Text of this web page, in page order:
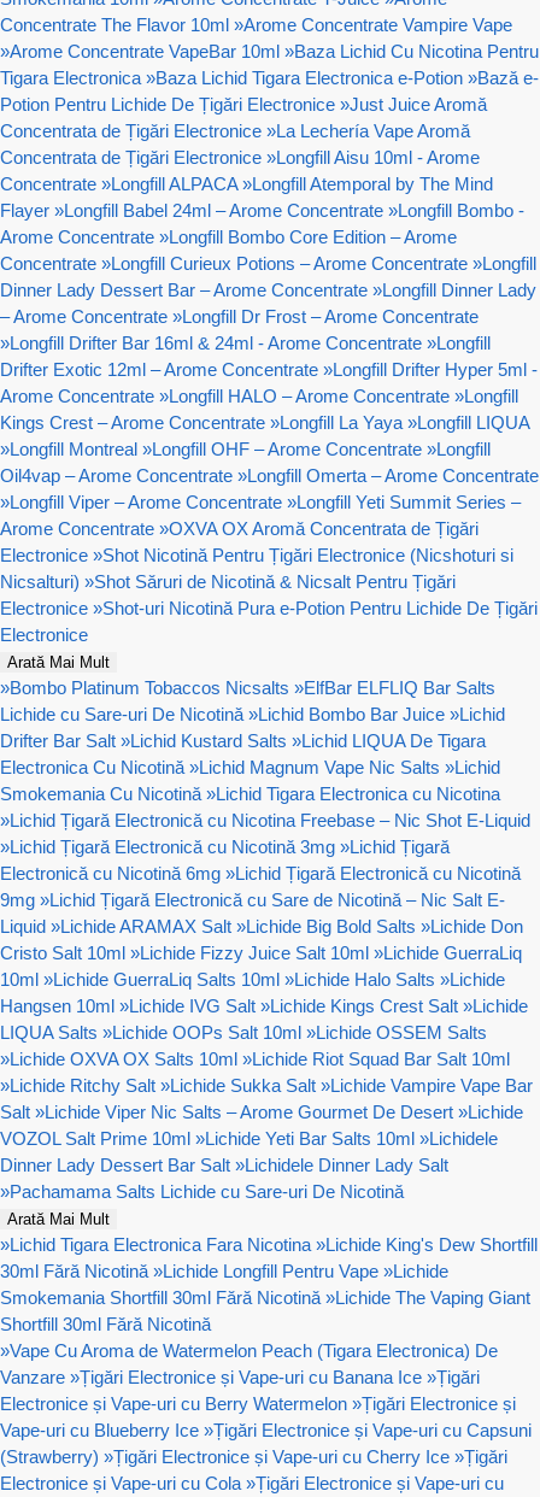
Concentrate The Flavor 10ml »Arome Concentrate Vampire Vape
»Arome Concentrate VapeBar 10ml »Baza Lichid Cu Nicotina Pentru
Tigara Electronica »Baza Lichid Tigara Electronica e-Potion »Bază e-
Potion Pentru Lichide De Țigări Electronice »Just Juice Aromă
Concentrata de Țigări Electronice »La Lechería Vape Aromă
Concentrata de Țigări Electronice »Longfill Aisu 10ml - Arome
Concentrate »Longfill ALPACA »Longfill Atemporal by The Mind
Flayer »Longfill Babel 24ml – Arome Concentrate »Longfill Bombo -
Arome Concentrate »Longfill Bombo Core Edition – Arome
Concentrate »Longfill Curieux Potions – Arome Concentrate »Longfill
Dinner Lady Dessert Bar – Arome Concentrate »Longfill Dinner Lady
– Arome Concentrate »Longfill Dr Frost – Arome Concentrate
»Longfill Drifter Bar 16ml & 24ml - Arome Concentrate »Longfill
Drifter Exotic 12ml – Arome Concentrate »Longfill Drifter Hyper 5ml -
Arome Concentrate »Longfill HALO – Arome Concentrate »Longfill
Kings Crest – Arome Concentrate »Longfill La Yaya »Longfill LIQUA
»Longfill Montreal »Longfill OHF – Arome Concentrate »Longfill
Oil4vap – Arome Concentrate »Longfill Omerta – Arome Concentrate
»Longfill Viper – Arome Concentrate »Longfill Yeti Summit Series –
Arome Concentrate »OXVA OX Aromă Concentrata de Țigări
Electronice »Shot Nicotină Pentru Țigări Electronice (Nicshoturi si
Nicsalturi) »Shot Săruri de Nicotină & Nicsalt Pentru Țigări
Electronice »Shot-uri Nicotină Pura e-Potion Pentru Lichide De Țigări
Electronice
Arată Mai Mult
»Bombo Platinum Tobaccos Nicsalts »ElfBar ELFLIQ Bar Salts
Lichide cu Sare-uri De Nicotină »Lichid Bombo Bar Juice »Lichid
Drifter Bar Salt »Lichid Kustard Salts »Lichid LIQUA De Tigara
Electronica Cu Nicotină »Lichid Magnum Vape Nic Salts »Lichid
Smokemania Cu Nicotină »Lichid Tigara Electronica cu Nicotina
»Lichid Țigară Electronică cu Nicotina Freebase – Nic Shot E-Liquid
»Lichid Țigară Electronică cu Nicotină 3mg »Lichid Țigară
Electronică cu Nicotină 6mg »Lichid Țigară Electronică cu Nicotină
9mg »Lichid Țigară Electronică cu Sare de Nicotină – Nic Salt E-
Liquid »Lichide ARAMAX Salt »Lichide Big Bold Salts »Lichide Don
Cristo Salt 10ml »Lichide Fizzy Juice Salt 10ml »Lichide GuerraLiq
10ml »Lichide GuerraLiq Salts 10ml »Lichide Halo Salts »Lichide
Hangsen 10ml »Lichide IVG Salt »Lichide Kings Crest Salt »Lichide
LIQUA Salts »Lichide OOPs Salt 10ml »Lichide OSSEM Salts
»Lichide OXVA OX Salts 10ml »Lichide Riot Squad Bar Salt 10ml
»Lichide Ritchy Salt »Lichide Sukka Salt »Lichide Vampire Vape Bar
Salt »Lichide Viper Nic Salts – Arome Gourmet De Desert »Lichide
VOZOL Salt Prime 10ml »Lichide Yeti Bar Salts 10ml »Lichidele
Dinner Lady Dessert Bar Salt »Lichidele Dinner Lady Salt
»Pachamama Salts Lichide cu Sare-uri De Nicotină
Arată Mai Mult
»Lichid Tigara Electronica Fara Nicotina »Lichide King's Dew Shortfill
30ml Fără Nicotină »Lichide Longfill Pentru Vape »Lichide
Smokemania Shortfill 30ml Fără Nicotină »Lichide The Vaping Giant
Shortfill 30ml Fără Nicotină
»Vape Cu Aroma de Watermelon Peach (Tigara Electronica) De
Vanzare »Țigări Electronice și Vape-uri cu Banana Ice »Țigări
Electronice și Vape-uri cu Berry Watermelon »Țigări Electronice și
Vape-uri cu Blueberry Ice »Țigări Electronice și Vape-uri cu Capsuni
(Strawberry) »Țigări Electronice și Vape-uri cu Cherry Ice »Țigări
Electronice și Vape-uri cu Cola »Țigări Electronice și Vape-uri cu